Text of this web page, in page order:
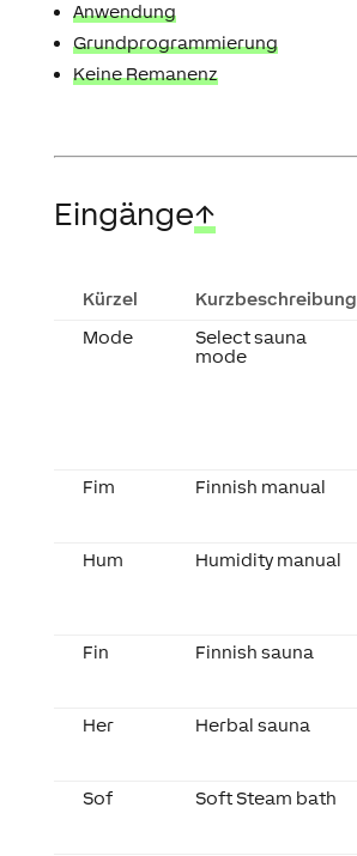
Anwendung
Grundprogrammierung
Keine Remanenz
Eingänge↑
Kürzel Kurzbeschreibung
Mode
Select sauna
mode
Fim
Finnish manual
Hum
Humidity manual
Fin
Finnish sauna
Her
Herbal sauna
Sof
Soft Steam bath